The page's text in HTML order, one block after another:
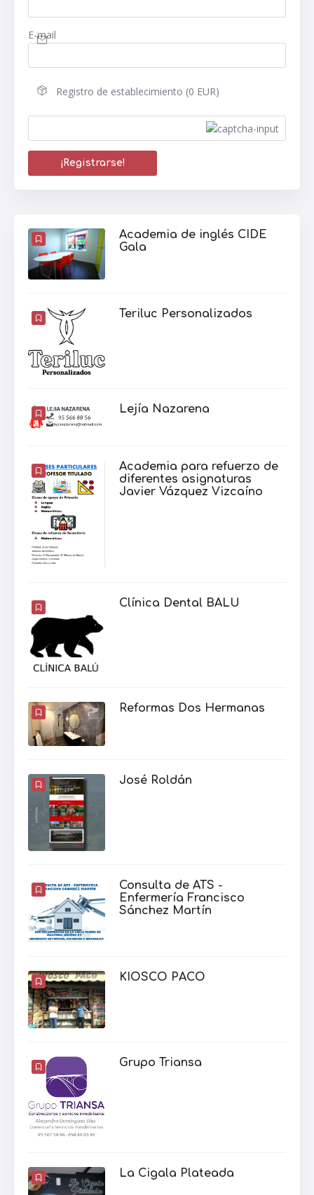
E-mail
Registro de establecimiento (0 EUR)
Academia de inglés CIDE
Gala
Teriluc Personalizados
Lejía Nazarena
Academia para refuerzo de
diferentes asignaturas
Javier Vázquez Vizcaíno
Clínica Dental BALU
Reformas Dos Hermanas
José Roldán
Consulta de ATS -
Enfermería Francisco
Sánchez Martín
KIOSCO PACO
Grupo Triansa
La Cigala Plateada